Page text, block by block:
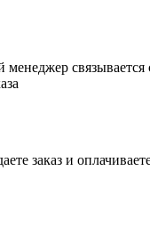
менеджер связывается
заказ и